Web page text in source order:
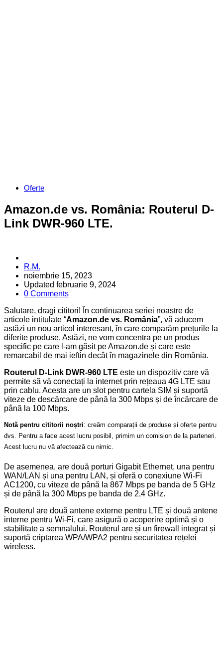
Categories
Oferte
Amazon.de vs. România: Routerul D-
Link DWR-960 LTE.
Posted
by
R.M.
noiembrie 15, 2023
Updated februarie 9, 2024
0 Comments
Salutare, dragi cititori! În continuarea seriei noastre de
articole intitulate “Amazon.de vs. România”, vă aducem
astăzi un nou articol interesant, în care comparăm prețurile la
diferite produse. Astăzi, ne vom concentra pe un produs
specific pe care l-am găsit pe Amazon.de și care este
remarcabil de mai ieftin decât în magazinele din România.
Routerul D-Link DWR-960 LTE este un dispozitiv care vă
permite să vă conectați la internet prin rețeaua 4G LTE sau
prin cablu. Acesta are un slot pentru cartela SIM și suportă
viteze de descărcare de până la 300 Mbps și de încărcare de
până la 100 Mbps.
Notă pentru cititorii noștri: creăm comparații de produse și oferte pentru
dvs. Pentru a face acest lucru posibil, primim un comision de la parteneri.
Acest lucru nu vă afectează cu nimic.
De asemenea, are două porturi Gigabit Ethernet, una pentru
WAN/LAN și una pentru LAN, și oferă o conexiune Wi-Fi
AC1200, cu viteze de până la 867 Mbps pe banda de 5 GHz
și de până la 300 Mbps pe banda de 2,4 GHz.
Routerul are două antene externe pentru LTE și două antene
interne pentru Wi-Fi, care asigură o acoperire optimă și o
stabilitate a semnalului. Routerul are și un firewall integrat și
suportă criptarea WPA/WPA2 pentru securitatea rețelei
wireless.